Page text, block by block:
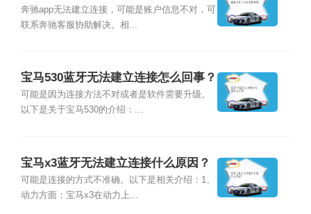
奔驰app无法建立连接，可能是账户信息不对，可
联系奔驰客服协助解决。相...
宝马530蓝牙无法建立连接怎么回事？
可能是因为连接方法不对或者是软件需要升级。
以下是关于宝马530的介绍：...
宝马x3蓝牙无法建立连接什么原因？
可能是连接的方式不准确。以下是相关介绍：1、
动力方面：宝马x3在动力上...